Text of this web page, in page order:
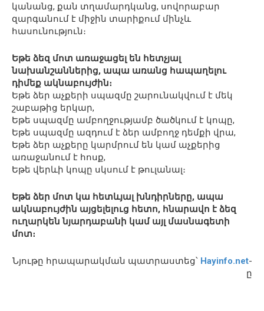
կանանց, քան տղամարդկանց, սովորաբար
զարգանում է միջին տարիքում մինչև
հասունություն։
Եթե ձեզ մոտ առաջացել են հետչյալ
նախանշաններից, ապա առանց հապաղելու
դիմեք ակնաբույժին։
Եթե ձեր աչքերի սպազմը շարունակվում է մեկ
շաբաթից երկար,
Եթե սպազմը ամբողջությամբ ծածկում է կոպը,
Եթե սպազմը ազդում է ձեր ամբողջ դեմքի վրա,
Եթե ձեր աչքերը կարմրում են կամ աչքերից
առաջանում է հոսք,
Եթե վերևի կոպը սկսում է թուլանալ։
Եթե ձեր մոտ կա հետևյալ խնդիրները, ապա
ակնաբույժին այցելելուց հետո, հնարավո է ձեզ
ուղարկեն նյարդաբանի կամ այլ մասնագետի
մոտ։
Նյութը հրապարակման պատրաստեց՝ Hayinfo.net-
ը